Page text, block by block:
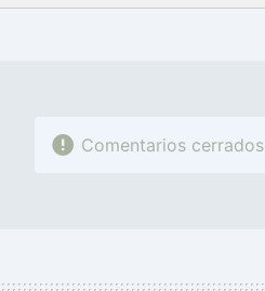
FACEBOOK
TWITTERFLIPBOARD
E-
WHATSAPP
Comentarios cerrados